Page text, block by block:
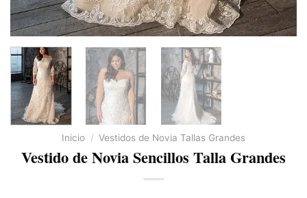
Inicio / Vestidos de Novia Tallas Grandes
Vestido de Novia Sencillos Talla Grandes